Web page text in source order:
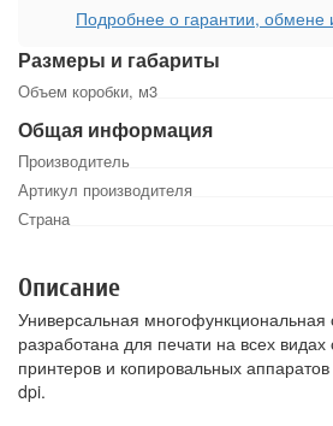
Размеры и габариты
Объем коробки, м3
Общая информация
Производитель
Артикул производителя
Страна
Подробнее о гарантии, обмене
Описание
Универсальная
разработана для печати на всех
принтеров и копировальных
dpi.